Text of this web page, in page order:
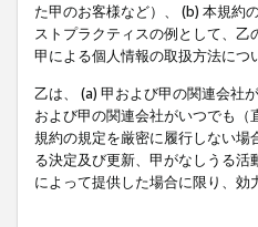
た甲のお客様など）、 (b) 本規約
ストプラクティスの例として、
甲による個人情報の取扱方法につ
乙は、 (a) 甲および甲の関連会社
および甲の関連会社がいつでも
規約の規定を厳密に履行しない場
る決定及び更新、甲がなしうる
によって提供した場合に限り、